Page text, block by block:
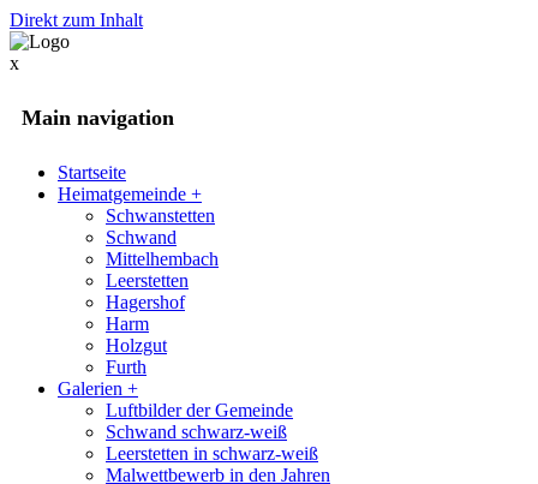
Direkt zum Inhalt
x
Main navigation
Startseite
Heimatgemeinde +
Schwanstetten
Schwand
Mittelhembach
Leerstetten
Hagershof
Harm
Holzgut
Furth
Galerien +
Luftbilder der Gemeinde
Schwand schwarz-weiß
Leerstetten in schwarz-weiß
Malwettbewerb in den Jahren